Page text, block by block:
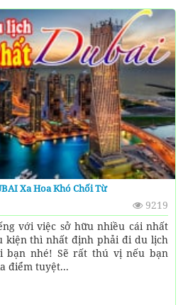
Xa Hoa Khó Chối Từ
9219
với việc sở hữu nhiều cái nhất
kiện thì nhất định phải đi du lịch
bạn nhé! Sẽ rất thú vị nếu bạn
điểm tuyệt...